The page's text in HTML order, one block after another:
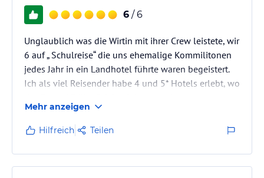
6 / 6
Unglaublich was die Wirtin mit ihrer Crew leistete, wir
6 auf „ Schulreise“ die uns ehemalige Kommilitonen
jedes Jahr in ein Landhotel führte waren begeistert.
Ich als viel Reisender habe 4 und 5* Hotels erlebt, wo
Wann macht diese Frau mal Pause. Immer war sie für
uns da.
Mehr anzeigen
Hilfreich Teilen